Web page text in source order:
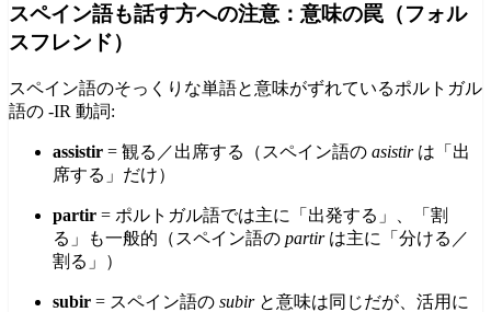
スペイン語も話す方への注意：意味の罠（フォル
スフレンド）
スペイン語のそっくりな単語と意味がずれているポルトガル
語の -IR 動詞:
assistir = 観る／出席する（スペイン語の asistirは「出
席する」だけ）
partir = ポルトガル語では主に「出発する」、「割
る」も一般的（スペイン語の partirは主に「分ける／
割る」）
subir = スペイン語の subirと意味は同じだが、活用に